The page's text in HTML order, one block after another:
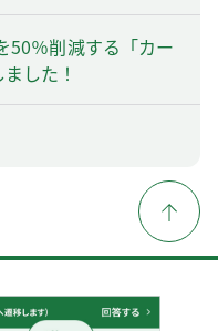
50％削減する「カー
した！